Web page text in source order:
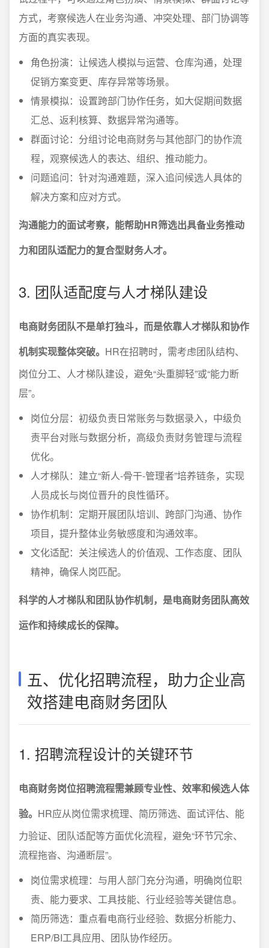
方式，考察候选人在业务沟通、冲突处理、部门协调等
方面的真实表现。
角色扮演：让候选人模拟与运营、仓库沟通，处理
促销方案变更、库存异常等场景。
情景模拟：设置跨部门协作任务，如大促期间数据
汇总、返利核算、数据异常沟通等。
群面讨论：分组讨论电商财务与其他部门的协作流
程，观察候选人的表达、组织、推动能力。
问题追问：针对沟通难题，深入追问候选人具体的
解决方案和应对方式。
沟通能力的面试考察，能帮助HR筛选出具备业务推动
力和团队适配力的复合型财务人才。
3. 团队适配度与人才梯队建设
电商财务团队不是单打独斗，而是依靠人才梯队和协作
机制实现整体突破。 HR在招聘时，需考虑团队结构、
岗位分工、人才梯队建设，避免“头重脚轻”或“能力断
层”。
岗位分层：初级负责日常账务与数据录入，中级负
责平台对账与数据分析，高级负责财务管理与流程
优化。
人才梯队：建立“新人-骨干-管理者”培养链条，实现
人员成长与岗位晋升的良性循环。
协作机制：定期开展团队培训、跨部门沟通、协作
项目，提升整体业务敏感度和沟通效率。
文化适配：关注候选人的价值观、工作态度、团队
精神，确保人岗匹配。
科学的人才梯队和团队协作机制，是电商财务团队高效
运作和持续成长的保障。
五、优化招聘流程，助力企业高
效搭建电商财务团队
1. 招聘流程设计的关键环节
电商财务岗位招聘流程需兼顾专业性、效率和候选人体
验。 HR应从岗位需求梳理、简历筛选、面试评估、能
力验证、团队适配等方面优化流程，避免“环节冗余、
流程拖沓、沟通断层”。
岗位需求梳理：与用人部门充分沟通，明确岗位职
责、能力要求、工具技能、行业经验等关键信息。
简历筛选：重点看电商行业经验、数据分析能力、
ERP/BI工具应用、团队协作经历。